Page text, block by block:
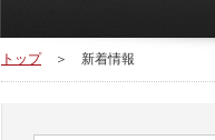
トップ ＞ 新着情報